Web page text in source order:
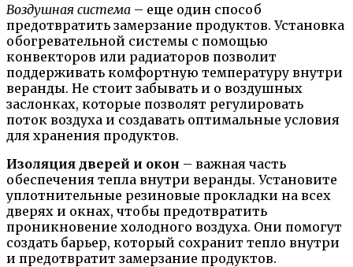
Воздушная система – еще один способ
предотвратить замерзание продуктов. Установка
обогревательной системы с помощью
конвекторов или радиаторов позволит
поддерживать комфортную температуру внутри
веранды. Не стоит забывать и о воздушных
заслонках, которые позволят регулировать
поток воздуха и создавать оптимальные условия
для хранения продуктов.
Изоляция дверей и окон – важная часть
обеспечения тепла внутри веранды. Установите
уплотнительные резиновые прокладки на всех
дверях и окнах, чтобы предотвратить
проникновение холодного воздуха. Они помогут
создать барьер, который сохранит тепло внутри
и предотвратит замерзание продуктов.